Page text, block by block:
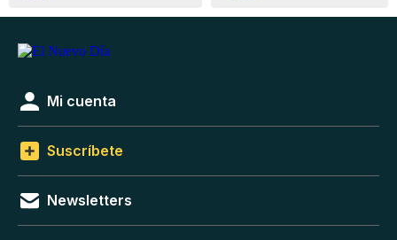
Mi cuenta
Suscríbete
Newsletters